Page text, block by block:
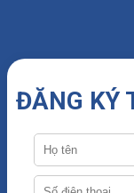
ĐĂNG KÝ